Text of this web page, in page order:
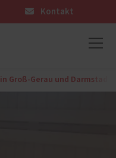
Kontakt
Groß-Gerau und Darmstadt